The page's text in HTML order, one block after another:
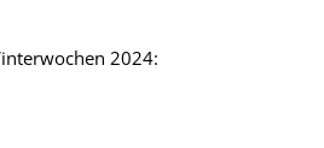
2024: